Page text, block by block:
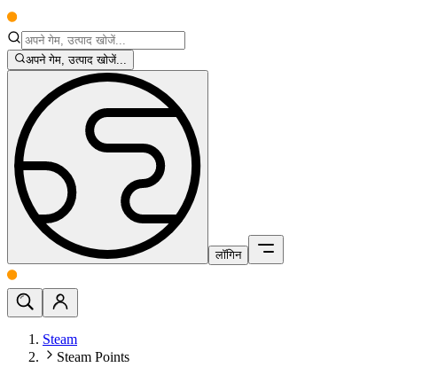
अपने गेम, उत्पाद खोजें...
लॉगिन
Steam
Steam Points